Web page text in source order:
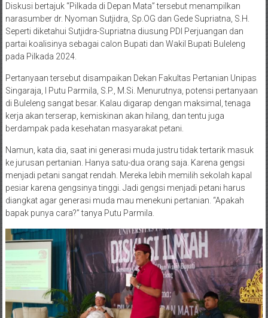
Diskusi bertajuk “Pilkada di Depan Mata” tersebut menampilkan
narasumber dr. Nyoman Sutjidra, Sp.OG dan Gede Supriatna, S.H.
Seperti diketahui Sutjidra-Supriatna diusung PDI Perjuangan dan
partai koalisinya sebagai calon Bupati dan Wakil Bupati Buleleng
pada Pilkada 2024.
Pertanyaan tersebut disampaikan Dekan Fakultas Pertanian Unipas
Singaraja, I Putu Parmila, S.P., M.Si. Menurutnya, potensi pertanyaan
di Buleleng sangat besar. Kalau digarap dengan maksimal, tenaga
kerja akan terserap, kemiskinan akan hilang, dan tentu juga
berdampak pada kesehatan masyarakat petani.
Namun, kata dia, saat ini generasi muda justru tidak tertarik masuk
ke jurusan pertanian. Hanya satu-dua orang saja. Karena gengsi
menjadi petani sangat rendah. Mereka lebih memilih sekolah kapal
pesiar karena gengsinya tinggi. Jadi gengsi menjadi petani harus
diangkat agar generasi muda mau menekuni pertanian. “Apakah
bapak punya cara?” tanya Putu Parmila.